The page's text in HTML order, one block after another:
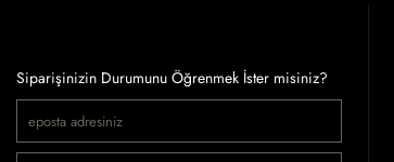
Siparişinizin Durumunu Öğrenmek İster misiniz?